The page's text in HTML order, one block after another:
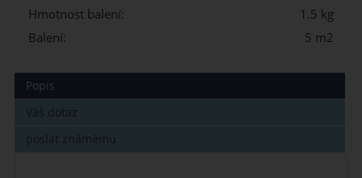
Hmotnost balení:
1.5 kg
Balení:
5 m2
Popis
Váš dotaz
poslat známému